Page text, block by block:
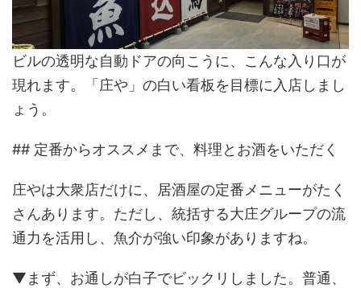
ビルの透明な自動ドアの向こうに、こんな入り口が
現れます。「庄や」の白い看板を目標に入店しまし
ょう。
## 定番からオススメまで、料理とお酒をいただく
庄やは大衆店だけに、居酒屋の定番メニューがたく
さんあります。ただし、統括する大庄グループの流
通力を活用し、魚介が強い印象がありますね。
▼まず、お通しが白子でビックリしました。普通、